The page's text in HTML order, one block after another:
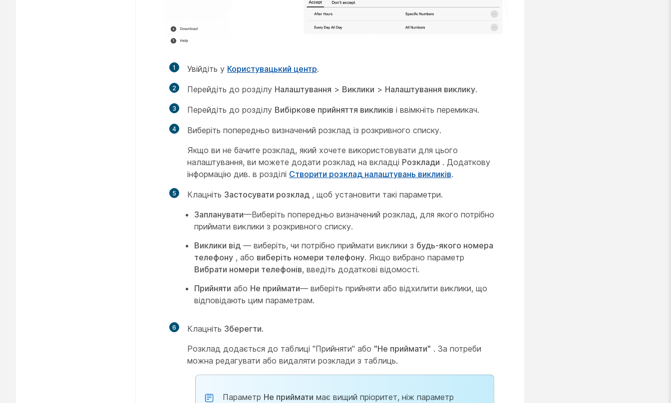
1 Увійдіть у Користувацький центр.
2 Перейдіть до розділу Налаштування > Виклики > Налаштування виклику.
3 Перейдіть до розділу Вибіркове прийняття викликів і ввімкніть перемикач.
4
Виберіть попередньо визначений розклад із розкривного списку.
Якщо ви не бачите розклад, який хочете використовувати для цього
налаштування, ви можете додати розклад на вкладці Розклади . Додаткову
інформацію див. в розділі Створити розклад налаштувань викликів.
5 Клацніть Застосувати розклад , щоб установити такі параметри.
Запланувати—Виберіть попередньо визначений розклад, для якого потрібно
приймати виклики з розкривного списку.
Виклики від — виберіть, чи потрібно приймати виклики з будь-якого номера
телефону , або виберіть номери телефону. Якщо вибрано параметр
Вибрати номери телефонів, введіть додаткові відомості.
Прийняти або Не приймати— виберіть прийняти або відхилити виклики, що
відповідають цим параметрам.
6 Клацніть Зберегти.
Розклад додається до таблиці "Прийняти" або "Не приймати" . За потреби
можна редагувати або видаляти розклади з таблиць.
Параметр Не приймати має вищий пріоритет, ніж параметр